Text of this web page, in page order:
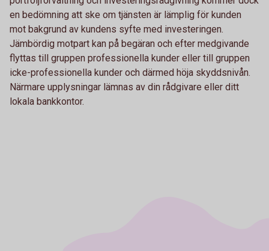
en bedömning att ske om tjänsten är lämplig för kunden
mot bakgrund av kundens syfte med investeringen.
Jämbördig motpart kan på begäran och efter medgivande
flyttas till gruppen professionella kunder eller till gruppen
icke-professionella kunder och därmed höja skyddsnivån.
Närmare upplysningar lämnas av din rådgivare eller ditt
lokala bankkontor.